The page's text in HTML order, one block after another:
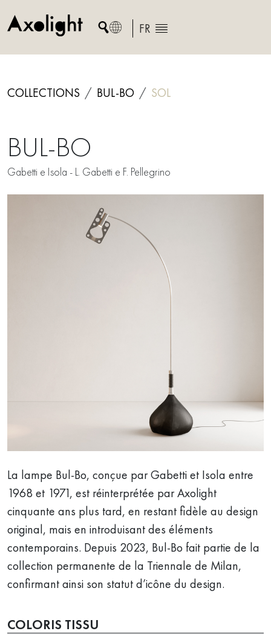
to
FR
COLLECTIONS BUL-BO SOL
BUL-BO
Gabetti e Isola - L. Gabetti e F. Pellegrino
La lampe Bul-Bo, conçue par Gabetti et Isola entre
1968 et 1971, est réinterprétée par Axolight
cinquante ans plus tard, en restant fidèle au design
original, mais en introduisant des éléments
contemporains. Depuis 2023, Bul-Bo fait partie de la
collection permanente de la Triennale de Milan,
confirmant ainsi son statut d’icône du design.
COLORIS TISSU